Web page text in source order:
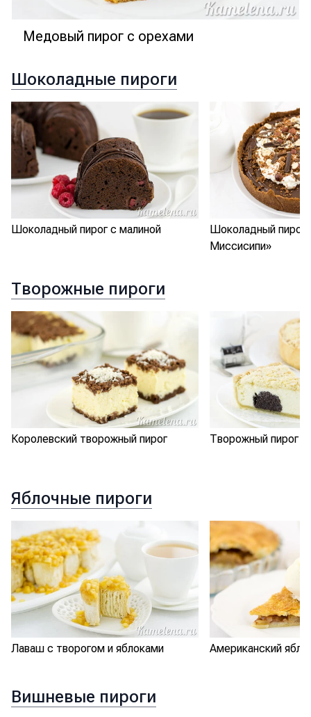
Медовый пирог с орехами
Шоколадные пироги
Шоколадный пирог с малиной
Шоколадный пирог
Миссисипи»
Творожные пироги
Королевский творожный пирог Творожный пирог
Яблочные пироги
Лаваш с творогом и яблоками Американский
Вишневые пироги